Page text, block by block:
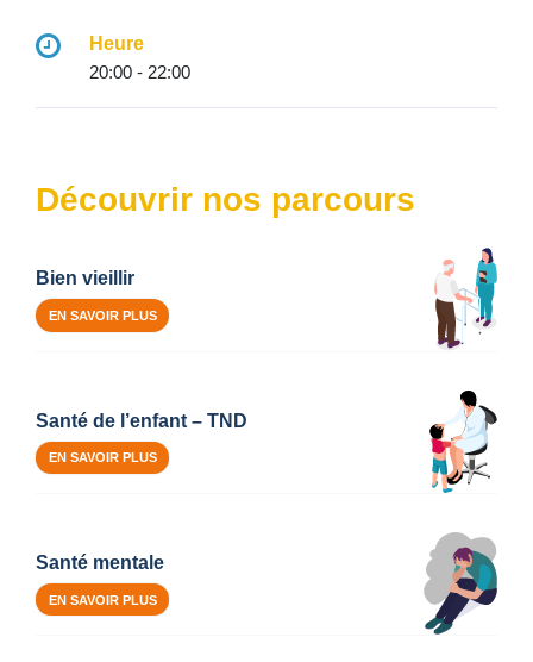
Heure
20:00 - 22:00
Découvrir nos parcours
Bien vieillir
EN SAVOIR PLUS
Santé de l’enfant – TND
EN SAVOIR PLUS
Santé mentale
EN SAVOIR PLUS